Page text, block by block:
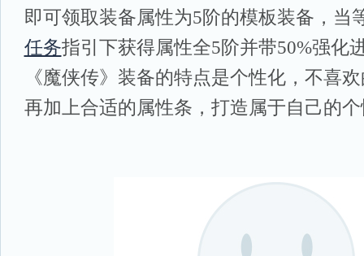
即可领取装备属性为5阶的模板装备，当
任务指引下获得属性全5阶并带50%强化
《魔侠传》装备的特点是个性化，不喜
再加上合适的属性条，打造属于自己的